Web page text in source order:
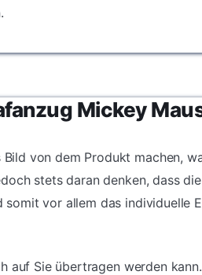
Mickey
von dem Produkt machen,
stets daran denken, dass
somit vor allem das individuelle
Sie übertragen werden